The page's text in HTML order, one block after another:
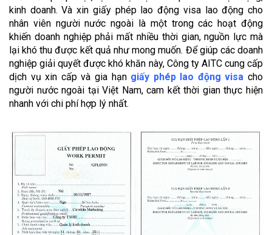
kinh doanh. Và xin giấy phép lao động visa lao động cho
nhân viên người nước ngoài là một trong các hoạt động
khiến doanh nghiệp phải mất nhiều thời gian, nguồn lực mà
lại khó thu được kết quả như mong muốn. Để giúp các doanh
nghiệp giải quyết được khó khăn này, Công ty AITC cung cấp
dịch vụ xin cấp và gia hạn giấy phép lao động visa cho
người nước ngoài tại Việt Nam, cam kết thời gian thực hiện
nhanh với chi phí hợp lý nhất.